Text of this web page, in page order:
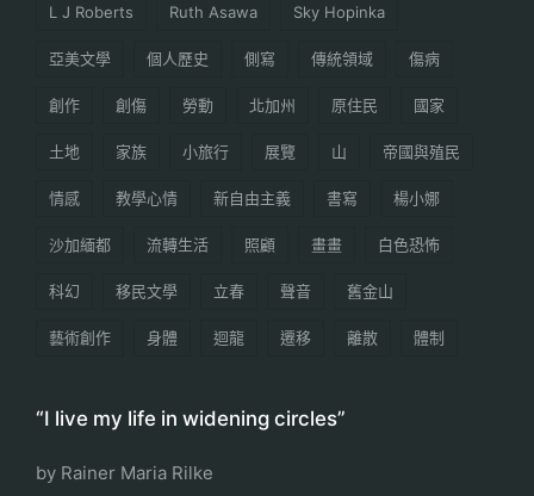
L J Roberts Ruth Asawa Sky Hopinka
亞美文學 個人歷史 側寫 傳統領域 傷病
創作 創傷 勞動 北加州 原住民 國家
土地 家族 小旅行 展覽 山 帝國與殖民
情感 教學心情 新自由主義 書寫 楊小娜
沙加緬都 流轉生活 照顧 畫畫 白色恐怖
科幻 移民文學 立春 聲音 舊金山
藝術創作 身體 迴龍 遷移 離散 體制
“I live my life in widening circles”
by Rainer Maria Rilke